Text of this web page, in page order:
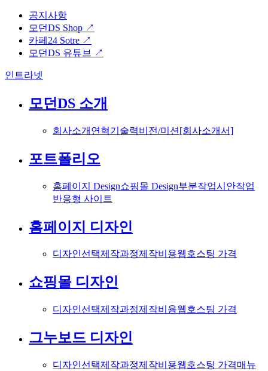
공지사항
모던DS Shop ↗
카페24 Sotre ↗
모던DS 유튜브 ↗
인트라넷
모던DS 소개
회사소개 연혁기술력비전/미션 [회사소개서]
포트폴리오
홈페이지 Design쇼핑몰 Design부분작업시안작업
반응형 사이트
홈페이지 디자인
디자인선택제작과정제작비용웹호스팅 가격
쇼핑몰 디자인
디자인선택제작과정제작비용웹호스팅 가격
그누보드 디자인
디자인선택제작과정제작비용웹호스팅 가격매뉴